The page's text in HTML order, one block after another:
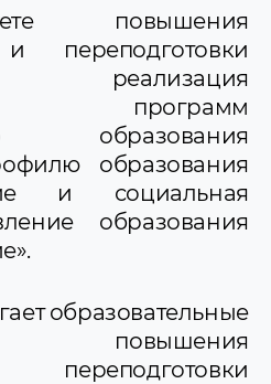
Сотрудники
История
повышения
переподготовки
реализация
программ
образования
образования
и социальная
образования
образовательные
повышения
переподготовки